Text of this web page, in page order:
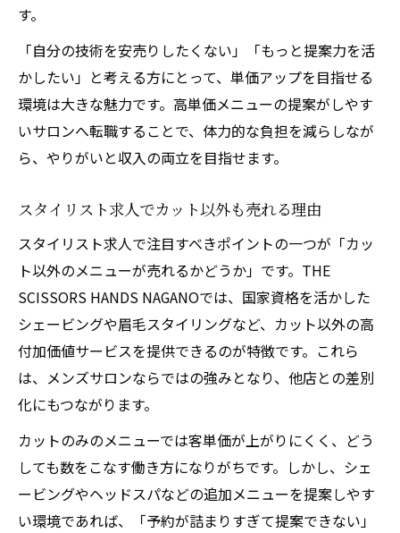
す。
「自分の技術を安売りしたくない」「もっと提案力を活
かしたい」と考える方にとって、単価アップを目指せる
環境は大きな魅力です。高単価メニューの提案がしやす
いサロンへ転職することで、体力的な負担を減らしなが
ら、やりがいと収入の両立を目指せます。
スタイリスト求人でカット以外も売れる理由
スタイリスト求人で注目すべきポイントの一つが「カッ
ト以外のメニューが売れるかどうか」です。THE
SCISSORS HANDS NAGANOでは、国家資格を活かした
シェービングや眉毛スタイリングなど、カット以外の高
付加価値サービスを提供できるのが特徴です。これら
は、メンズサロンならではの強みとなり、他店との差別
化にもつながります。
カットのみのメニューでは客単価が上がりにくく、どう
しても数をこなす働き方になりがちです。しかし、シェ
ービングやヘッドスパなどの追加メニューを提案しやす
い環境であれば、「予約が詰まりすぎて提案できない」